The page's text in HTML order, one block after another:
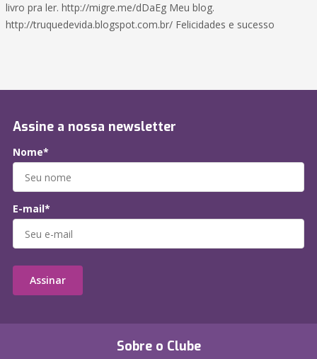
livro pra ler. http://migre.me/dDaEg Meu blog.
http://truquedevida.blogspot.com.br/ Felicidades e sucesso
Sobre o Clube
Assine a nossa newsletter
Nome*
E-mail*
Assinar